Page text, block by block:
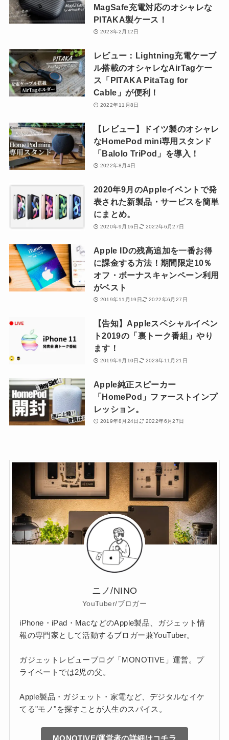
MagSafe充電対応のオシャレな
PITAKA製ケース！
2023年2月12日
レビュー：Lightning充電ケーブ
ル搭載のオシャレなAirTagケー
ス「PITAKA PitaTag for
Cable」が便利！
2022年11月8日
【レビュー】ドイツ製のオシャレ
なHomePod mini専用スタンド
「Balolo TriPod」を導入！
2022年8月4日
2020年9月のAppleイベントで発
表された新製品・サービスを簡単
にまとめ。
2020年9月16日 2022年6月27日
Apple IDの残高追加を一番お得
に課金する方法！期間限定10％
オフ・ボーナスキャンペーン利用
がベスト
2019年11月19日 2022年6月27日
【告知】Appleスペシャルイベン
ト2019の「裏トーク番組」やり
ます！
2019年9月10日 2023年11月21日
Apple純正スピーカー
「HomePod」ファーストインプ
レッション。
2019年8月24日 2022年6月27日
ニノ/NINO
YouTuber/ブロガー
iPhone・iPad・MacなどのApple製品、ガジェット情
報の専門家として活動するブロガー兼YouTuber。
ガジェットレビューブログ「MONOTIVE」運営。プ
ライベートでは2児の父。
Apple製品・ガジェット・家電など、デジタルなイケ
てる"モノ"を探すことが人生のスパイス。